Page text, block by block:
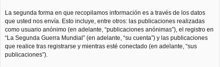
La segunda forma en que recopilamos información es a través de los datos
que usted nos envía. Esto incluye, entre otros: las publicaciones realizadas
como usuario anónimo (en adelante, “publicaciones anónimas”), el registro en
“La Segunda Guerra Mundial” (en adelante, “su cuenta”) y las publicaciones
que realice tras registrarse y mientras esté conectado (en adelante, “sus
publicaciones”).